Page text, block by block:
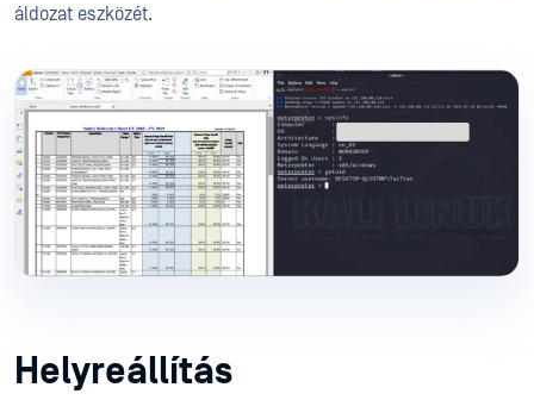
áldozat eszközét.
Helyreállítás